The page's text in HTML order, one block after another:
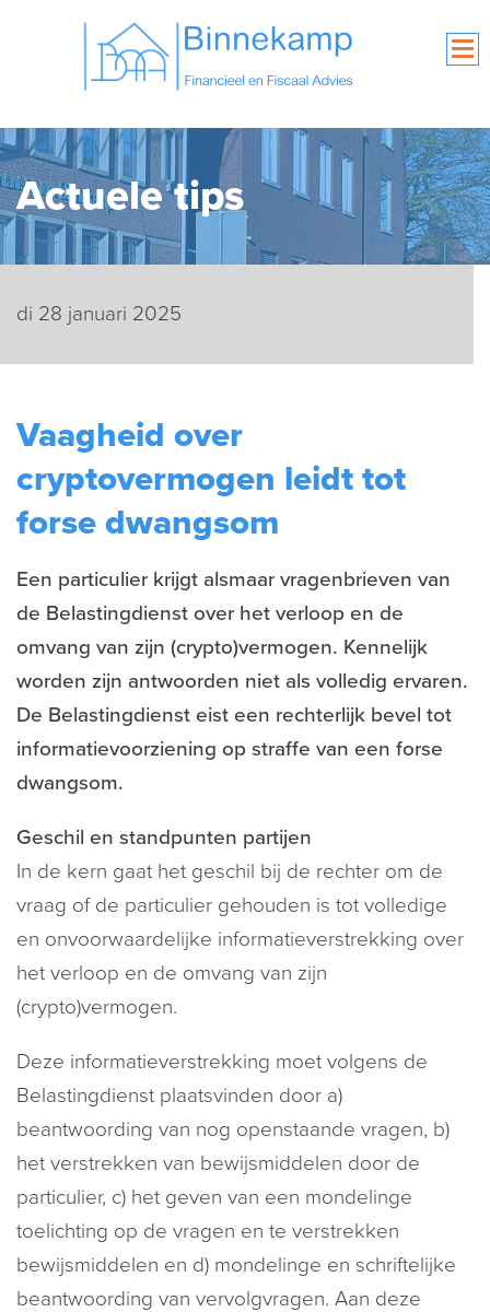
Actuele tips
di 28 januari 2025
Vaagheid over
cryptovermogen leidt tot
forse dwangsom
Een particulier krijgt alsmaar vragenbrieven van
de Belastingdienst over het verloop en de
omvang van zijn (crypto)vermogen. Kennelijk
worden zijn antwoorden niet als volledig ervaren.
De Belastingdienst eist een rechterlijk bevel tot
informatievoorziening op straffe van een forse
dwangsom.
Geschil en standpunten partijen
In de kern gaat het geschil bij de rechter om de
vraag of de particulier gehouden is tot volledige
en onvoorwaardelijke informatieverstrekking over
het verloop en de omvang van zijn
(crypto)vermogen.
Deze informatieverstrekking moet volgens de
Belastingdienst plaatsvinden door a)
beantwoording van nog openstaande vragen, b)
het verstrekken van bewijsmiddelen door de
particulier, c) het geven van een mondelinge
toelichting op de vragen en te verstrekken
bewijsmiddelen en d) mondelinge en schriftelijke
beantwoording van vervolgvragen. Aan deze